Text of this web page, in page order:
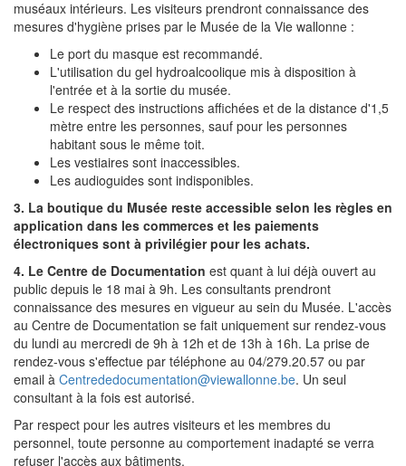
muséaux intérieurs. Les visiteurs prendront connaissance des
mesures d'hygiène prises par le Musée de la Vie wallonne :
Le port du masque est recommandé.
L'utilisation du gel hydroalcoolique mis à disposition à
l'entrée et à la sortie du musée.
Le respect des instructions affichées et de la distance d'1,5
mètre entre les personnes, sauf pour les personnes
habitant sous le même toit.
Les vestiaires sont inaccessibles.
Les audioguides sont indisponibles.
3. La boutique du Musée reste accessible selon les règles en
application dans les commerces et les paiements
électroniques sont à privilégier pour les achats.
4. Le Centre de Documentation est quant à lui déjà ouvert au
public depuis le 18 mai à 9h. Les consultants prendront
connaissance des mesures en vigueur au sein du Musée. L'accès
au Centre de Documentation se fait uniquement sur rendez-vous
du lundi au mercredi de 9h à 12h et de 13h à 16h. La prise de
rendez-vous s'effectue par téléphone au 04/279.20.57 ou par
email à Centrededocumentation@viewallonne.be. Un seul
consultant à la fois est autorisé.
Par respect pour les autres visiteurs et les membres du
personnel, toute personne au comportement inadapté se verra
refuser l'accès aux bâtiments.